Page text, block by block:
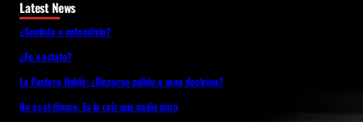
Latest News
¿Sentiste o entendiste?
¿Fe o estafa?
La Pastora Habló: ¿Discurso pulido o sana doctrina?
No es el dinero. Es la raíz que nadie mira